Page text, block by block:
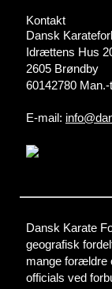
Kontakt
Dansk
Idrættens Hus
2605 Brøndby
60142780
E-mail:
Dansk Karate
geografisk
mange forældre
officials ved